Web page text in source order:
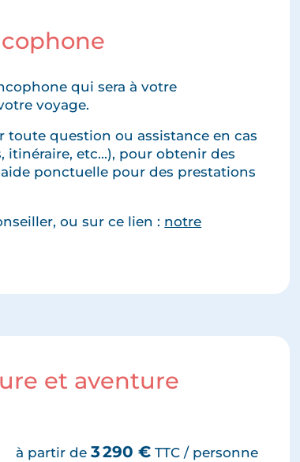
qui sera à votre
voyage.
question ou assistance en cas
etc...), pour obtenir des
ponctuelle pour des prestations
ou sur ce lien : notre
et aventure
à partir de3 290€ TTC / personne